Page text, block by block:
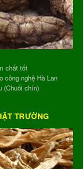
chất tốt
công nghệ Hà Lan
(Chuối chín)
TRƯỜNG